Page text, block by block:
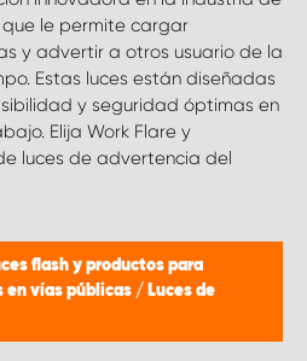
le permite cargar
y advertir a otros usuario de la
Estas luces están diseñadas
y seguridad óptimas en
Elija Work Flare y
luces de advertencia del
flash y productos para
en vías públicas / Luces de